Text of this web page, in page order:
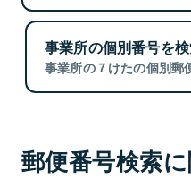
事業所の個別番号を
事業所の７けたの個別郵
郵便番号検索